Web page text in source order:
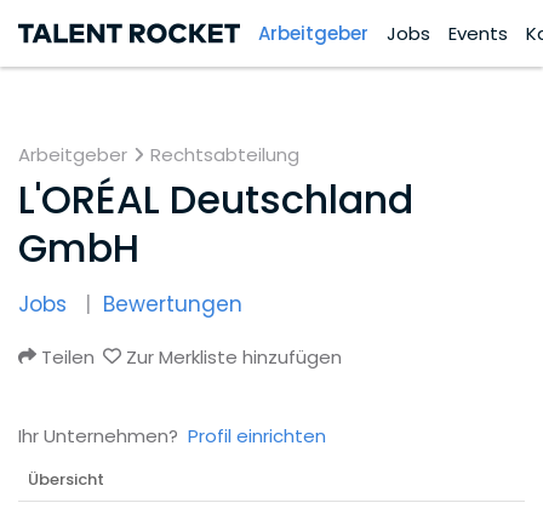
Arbeitgeber Jobs Events
Arbeitgeber Rechtsabteilung
L'ORÉAL Deutschland
GmbH
Jobs Bewertungen
Teilen Zur Merkliste hinzufügen
Ihr Unternehmen? Profil einrichten
Übersicht